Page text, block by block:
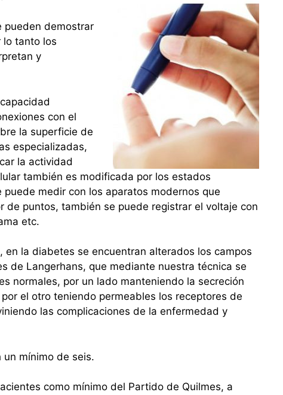
pueden demostrar
lo tanto los
y
con el
la superficie de
especializadas,
la actividad
también es modificada por los estados
medir con los aparatos modernos que
puntos, también se puede registrar el voltaje con
etc.
la diabetes se encuentran alterados los campos
de Langerhans, que mediante nuestra técnica se
normales, por un lado manteniendo la secreción
el otro teniendo permeables los receptores de
las complicaciones de la enfermedad y
mínimo de seis.
como mínimo del Partido de Quilmes, a